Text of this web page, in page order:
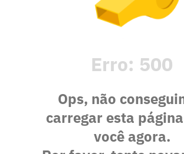
Erro: 500
Ops, não
carregar esta
você agora.